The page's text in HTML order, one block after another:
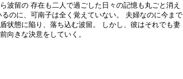
波留の 存在も二人で過ごした日々の記憶も丸ごと消え
のに、可南子は全く覚えていない。 夫婦なのに今まで
状態に陥り、落ち込む波留。 しかし、彼はそれでも妻
向きな決意をしていく。